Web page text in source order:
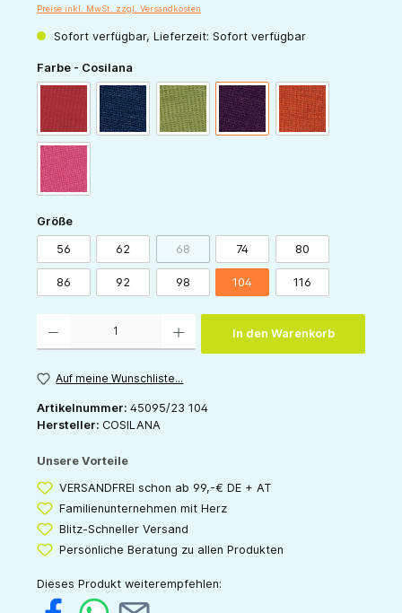
Preise inkl. MwSt. zzgl. Versandkosten
Sofort verfügbar, Lieferzeit: Sofort verfügbar
Farbe - Cosilana
marine grün pflaume orange
pink
Größeauswählen
56 62 68(Diese Option ist zurzeit nicht verfügbar.)
74 80
86 92 98 104 116
In den Warenkorb
Auf meine Wunschliste...
Artikelnummer: 45095/23 104
Hersteller: COSILANA
Unsere Vorteile
VERSANDFREI schon ab 99,-€ DE + AT
Familienunternehmen mit Herz
Blitz-Schneller Versand
Persönliche Beratung zu allen Produkten
Dieses Produkt weiterempfehlen: